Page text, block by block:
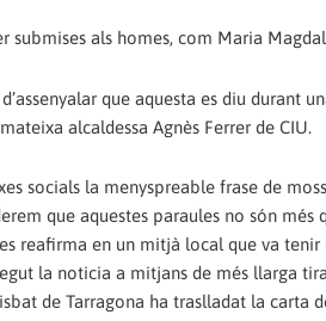
submises als homes, com Maria
que aquesta es diu
alcaldessa Agnès Ferrer de CIU.
socials la menyspreable frase de
que aquestes paraules no són
reafirma en un mitjà local que va
la noticia a mitjans de més llarga
de Tarragona ha traslladat la carta